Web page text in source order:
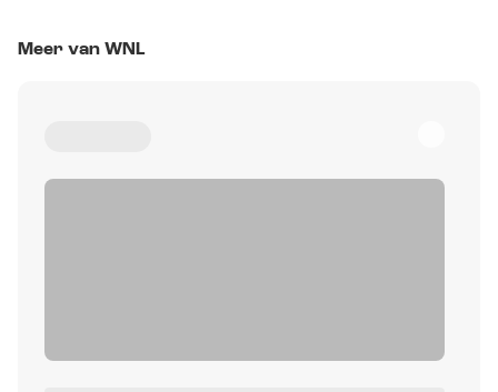
Meer van WNL